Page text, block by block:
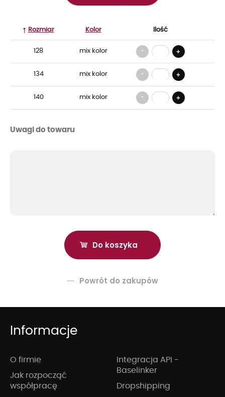
Rozmiar Kolor Ilość
128 mix kolor - +
134 mix kolor - +
140 mix kolor - +
Uwagi do towaru
Powrót do zakupów
Informacje
O firmie
Jak rozpocząć
współpracę
Integracja API -
Baselinker
Dropshipping